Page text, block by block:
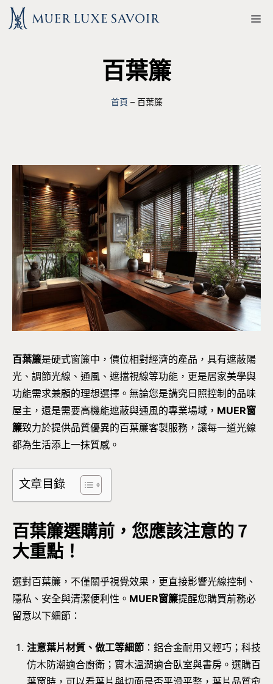
至
百葉簾
首頁 – 百葉簾
百葉簾是硬式窗簾中，價位相對經濟的產品，具有遮蔽陽
光、調節光線、通風、遮擋視線等功能，更是居家美學與
功能需求兼顧的理想選擇。無論您是講究日照控制的品味
屋主，還是需要高機能遮蔽與通風的專業場域， MUER窗
簾致力於提供品質優異的百葉簾客製服務，讓每一道光線
都為生活添上一抹質感。
文章目錄
百葉簾選購前，您應該注意的 7
大重點！
選對百葉簾，不僅關乎視覺效果，更直接影響光線控制、
隱私、安全與清潔便利性。 MUER窗簾提醒您購買前務必
留意以下細節：
注意葉片材質、做工等細節 ：鋁合金耐用又輕巧；科技
仿木防潮適合廚衛；實木溫潤適合臥室與書房。選購百
葉窗時，可以看葉片與切面是否平滑平整，葉片品質愈